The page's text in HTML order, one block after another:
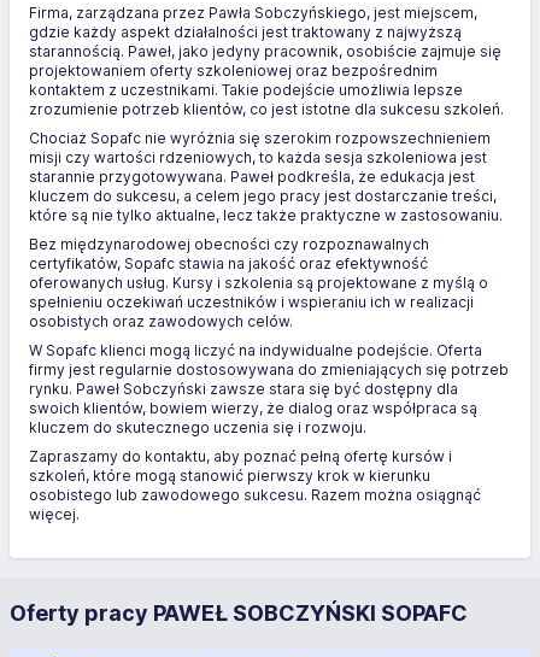
Firma, zarządzana przez Pawła Sobczyńskiego, jest miejscem,
gdzie każdy aspekt działalności jest traktowany z najwyższą
starannością. Paweł, jako jedyny pracownik, osobiście zajmuje się
projektowaniem oferty szkoleniowej oraz bezpośrednim
kontaktem z uczestnikami. Takie podejście umożliwia lepsze
zrozumienie potrzeb klientów, co jest istotne dla sukcesu szkoleń.
Chociaż Sopafc nie wyróżnia się szerokim rozpowszechnieniem
misji czy wartości rdzeniowych, to każda sesja szkoleniowa jest
starannie przygotowywana. Paweł podkreśla, że edukacja jest
kluczem do sukcesu, a celem jego pracy jest dostarczanie treści,
które są nie tylko aktualne, lecz także praktyczne w zastosowaniu.
Bez międzynarodowej obecności czy rozpoznawalnych
certyfikatów, Sopafc stawia na jakość oraz efektywność
oferowanych usług. Kursy i szkolenia są projektowane z myślą o
spełnieniu oczekiwań uczestników i wspieraniu ich w realizacji
osobistych oraz zawodowych celów.
W Sopafc klienci mogą liczyć na indywidualne podejście. Oferta
firmy jest regularnie dostosowywana do zmieniających się potrzeb
rynku. Paweł Sobczyński zawsze stara się być dostępny dla
swoich klientów, bowiem wierzy, że dialog oraz współpraca są
kluczem do skutecznego uczenia się i rozwoju.
Zapraszamy do kontaktu, aby poznać pełną ofertę kursów i
szkoleń, które mogą stanowić pierwszy krok w kierunku
osobistego lub zawodowego sukcesu. Razem można osiągnąć
więcej.
Oferty pracy PAWEŁ SOBCZYŃSKI SOPAFC